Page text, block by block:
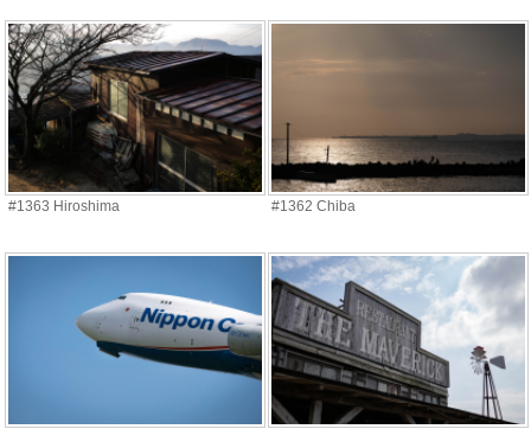
#1363 Hiroshima #1362 Chiba